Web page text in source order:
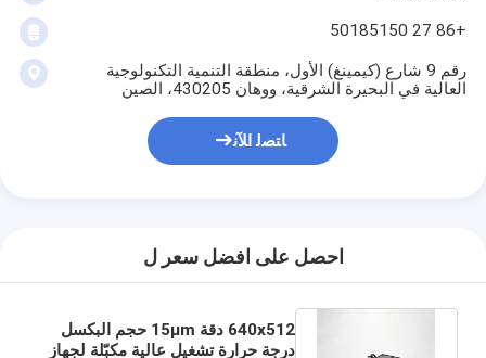
+86 27 50185150
رقم 9 شارع (كيمينغ) الأول، منطقة التنمية التكنولوجية
العالية في البحيرة الشرقية، ووهان 430205، الصين
ﺎﺘﺼﻟ ﺍﻶﻧ
احصل على افضل سعر ل
640x512 دقة 15μm حجم البكسل
درجة حرارة تشغيل عالية مكبّلة لجهاز